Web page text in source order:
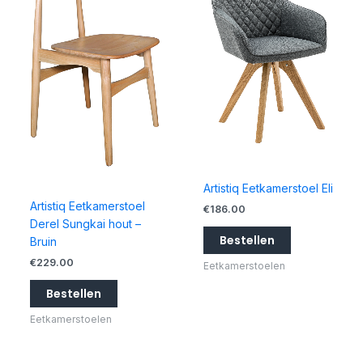
Artistiq Eetkamerstoel
Derel Sungkai hout –
Bruin
€229.00
Bestellen
Eetkamerstoelen
Artistiq Eetkamerstoel Eli
€186.00
Bestellen
Eetkamerstoelen